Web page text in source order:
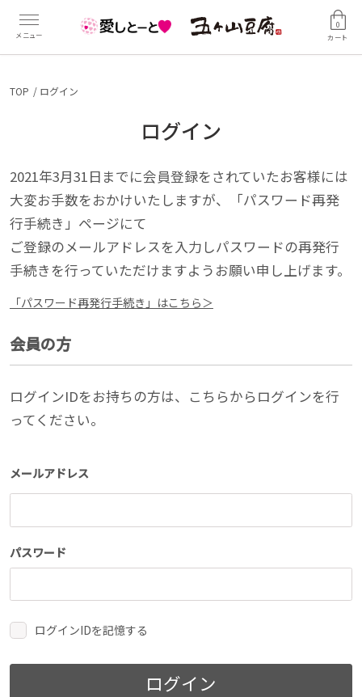
カート
0
TOP ログイン
ログイン
2021年3月31日までに会員登録をされていたお客様には
大変お手数をおかけいたしますが、「パスワード再発
行手続き」ページにて
ご登録のメールアドレスを入力しパスワードの再発行
手続きを行っていただけますようお願い申し上げます。
「パスワード再発行手続き」はこちら＞
会員の方
ログインIDをお持ちの方は、こちらからログインを行
ってください。
メールアドレス
パスワード
ログインIDを記憶する
ログイン